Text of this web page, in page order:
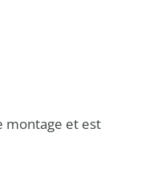
montage et est